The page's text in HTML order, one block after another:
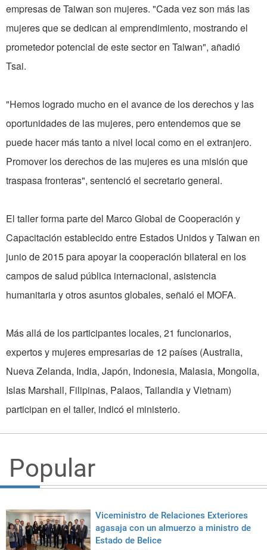
empresas de Taiwan son mujeres. "Cada vez son más las
mujeres que se dedican al emprendimiento, mostrando el
prometedor potencial de este sector en Taiwan", añadió
Tsai.
"Hemos logrado mucho en el avance de los derechos y las
oportunidades de las mujeres, pero entendemos que se
puede hacer más tanto a nivel local como en el extranjero.
Promover los derechos de las mujeres es una misión que
traspasa fronteras", sentenció el secretario general.
El taller forma parte del Marco Global de Cooperación y
Capacitación establecido entre Estados Unidos y Taiwan en
junio de 2015 para apoyar la cooperación bilateral en los
campos de salud pública internacional, asistencia
humanitaria y otros asuntos globales, señaló el MOFA.
Más allá de los participantes locales, 21 funcionarios,
expertos y mujeres empresarias de 12 países (Australia,
Nueva Zelanda, India, Japón, Indonesia, Malasia, Mongolia,
Islas Marshall, Filipinas, Palaos, Tailandia y Vietnam)
participan en el taller, indicó el ministerio.
Popular
Viceministro de Relaciones Exteriores
agasaja con un almuerzo a ministro de
Estado de Belice